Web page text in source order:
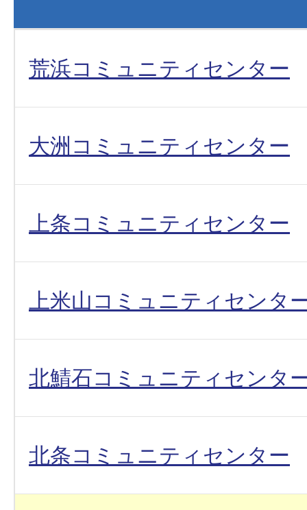
荒浜コミュニティセンター
大洲コミュニティセンター
上条コミュニティセンター
上米山コミュニティセンタ
北鯖石コミュニティセンタ
北条コミュニティセンター